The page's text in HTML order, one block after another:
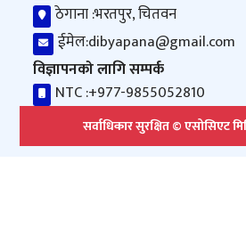
ठेगाना :भरतपुर, चितवन
ईमेल:dibyapana@gmail.com
विज्ञापनको लागि सम्पर्क
NTC :+977-9855052810
सर्वाधिकार सुरक्षित © एसोसिएट